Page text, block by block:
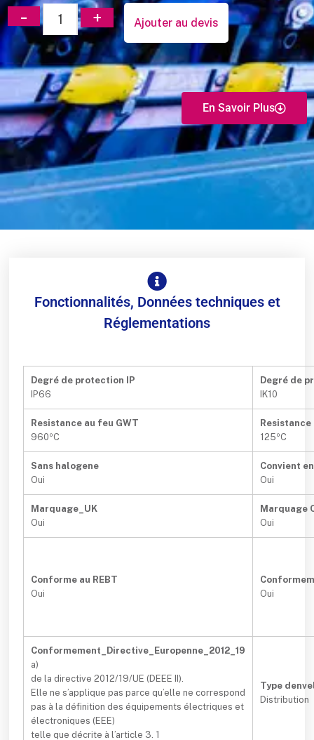
Ajouter au devis
En Savoir Plus
Fonctionnalités, Données techniques et
Réglementations
Degré de protection IP
IP66
Degré de
IK10
Resistance au feu GWT
960ºC
125ºC
Sans halogene
Oui
Convient
Oui
Marquage_UK
Oui
Marquage
Oui
Conforme au REBT
Oui
Oui
Conformement_Directive_Europenne_2012_19
a)
de la directive 2012/19/UE (DEEE II).
Elle ne s’applique pas parce qu’elle ne correspond
pas à la définition des équipements électriques et
électroniques (EEE)
telle que décrite à l’article 3. 1
Type
Distribution